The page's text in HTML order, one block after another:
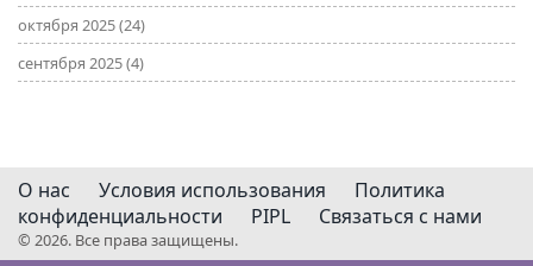
октября 2025(24)
сентября 2025(4)
О нас Условия использования
Политика
конфиденциальности
PIPL Связаться с нами
© 2026. Все права защищены.